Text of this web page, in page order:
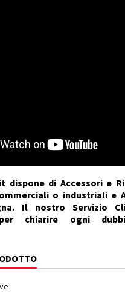
dispone di Accessori e
o industriali e
Il nostro Servizio
per chiarire ogni